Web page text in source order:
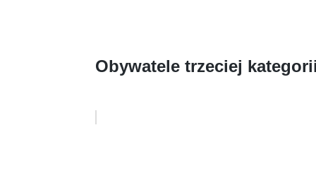
Obywatele trzeciej